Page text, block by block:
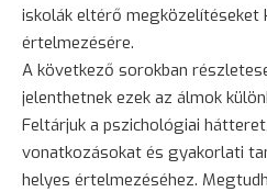
iskolák eltérő megközelítéseket
értelmezésére.
A következő sorokban
jelenthetnek ezek az álmok
Feltárjuk a pszichológiai
vonatkozásokat és gyakorlati
helyes értelmezéséhez.